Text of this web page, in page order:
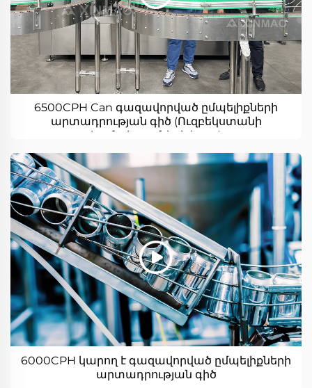
6500CPH Can գազավորված ըմպելիքների
արտադրության գիծ (Ուզբեկստանի
հաճախորդների կայք)
6000CPH կարող է գազավորված ըմպելիքների
արտադրության գիծ